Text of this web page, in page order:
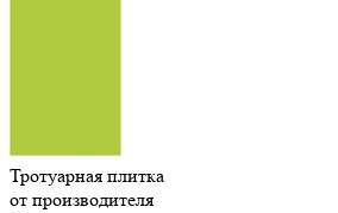
Тротуарная плитка
от производителя